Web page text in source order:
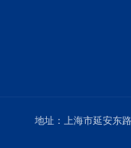
地址：上海市延安